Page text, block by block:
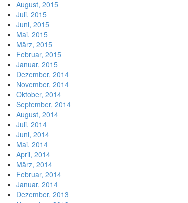
August, 2015
Juli, 2015
Juni, 2015
Mai, 2015
März, 2015
Februar, 2015
Januar, 2015
Dezember, 2014
November, 2014
Oktober, 2014
September, 2014
August, 2014
Juli, 2014
Juni, 2014
Mai, 2014
April, 2014
März, 2014
Februar, 2014
Januar, 2014
Dezember, 2013